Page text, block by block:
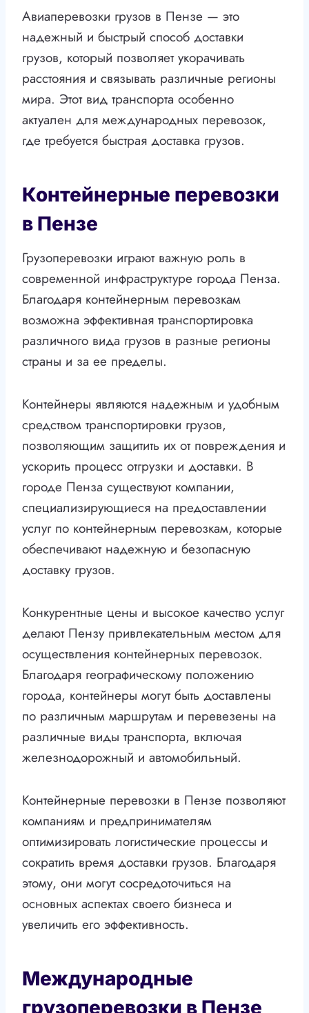
Авиаперевозки грузов в Пензе — это
надежный и быстрый способ доставки
грузов, который позволяет укорачивать
расстояния и связывать различные регионы
мира. Этот вид транспорта особенно
актуален для международных перевозок,
где требуется быстрая доставка грузов.
Контейнерные перевозки
в Пензе
Грузоперевозки играют важную роль в
современной инфраструктуре города Пенза.
Благодаря контейнерным перевозкам
возможна эффективная транспортировка
различного вида грузов в разные регионы
страны и за ее пределы.
Контейнеры являются надежным и удобным
средством транспортировки грузов,
позволяющим защитить их от повреждения и
ускорить процесс отгрузки и доставки. В
городе Пенза существуют компании,
специализирующиеся на предоставлении
услуг по контейнерным перевозкам, которые
обеспечивают надежную и безопасную
доставку грузов.
Конкурентные цены и высокое качество услуг
делают Пензу привлекательным местом для
осуществления контейнерных перевозок.
Благодаря географическому положению
города, контейнеры могут быть доставлены
по различным маршрутам и перевезены на
различные виды транспорта, включая
железнодорожный и автомобильный.
Контейнерные перевозки в Пензе позволяют
компаниям и предпринимателям
оптимизировать логистические процессы и
сократить время доставки грузов. Благодаря
этому, они могут сосредоточиться на
основных аспектах своего бизнеса и
увеличить его эффективность.
Международные
грузоперевозки в Пензе